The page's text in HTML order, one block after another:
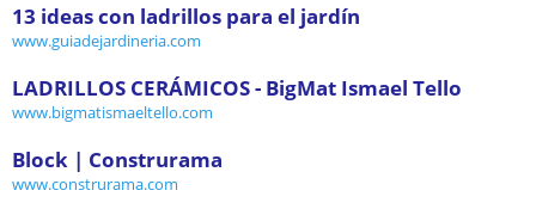
13 ideas con ladrillos para el jardín
www.guiadejardineria.com
LADRILLOS CERÁMICOS - BigMat Ismael Tello
www.bigmatismaeltello.com
Block | Construrama
www.construrama.com